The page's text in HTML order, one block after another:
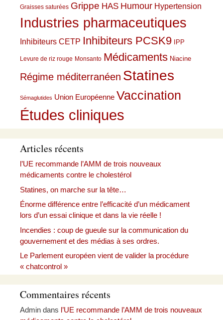
Graisses saturées Grippe HAS Humour Hypertension
Industries pharmaceutiques
Inhibiteurs CETP Inhibiteurs PCSK9 IPP
Levure de riz rouge Monsanto Médicaments Niacine
Régime méditerranéen Statines
Sémaglutides Union Européenne Vaccination
Études cliniques
Articles récents
l’UE recommande l’AMM de trois nouveaux
médicaments contre le cholestérol
Statines, on marche sur la tête…
Énorme différence entre l’efficacité d’un médicament
lors d’un essai clinique et dans la vie réelle !
Incendies : coup de gueule sur la communication du
gouvernement et des médias à ses ordres.
Le Parlement européen vient de valider la procédure
« chatcontrol »
Commentaires récents
Admin dans l’UE recommande l’AMM de trois nouveaux